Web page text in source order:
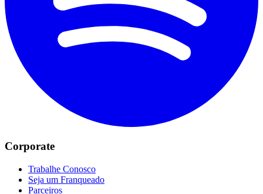
Corporate
Trabalhe Conosco
Seja um Franqueado
Parceiros